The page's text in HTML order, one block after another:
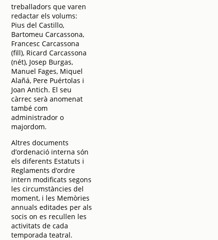
treballadors que varen
redactar els volums:
Pius del Castillo,
Bartomeu Carcassona,
Francesc Carcassona
(fill), Ricard Carcassona
(nét), Josep Burgas,
Manuel Fages, Miquel
Alañá, Pere Puértolas i
Joan Antich. El seu
càrrec serà anomenat
també com
administrador o
majordom.
Altres documents
d’ordenació interna són
els diferents Estatuts i
Reglaments d’ordre
intern modificats segons
les circumstàncies del
moment, i les Memòries
annuals editades per als
socis on es recullen les
activitats de cada
temporada teatral.